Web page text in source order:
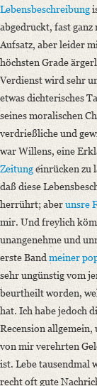
Lebensbeschreibung
abgedruckt, fast ganz
Aufsatz, aber leider
höchsten Grade
Verdienst wird sehr
etwas dichterisches
seines moralischen
verdrießliche und
war Willens, eine
Zeitungeinrücken zu
daß diese
herrührt; aberunsre
mir. Und freylich
unangenehme und
erste Band meiner
sehr ungünstig vom
beurtheilt worden,
hat. Ich habe jedoch
Recension
von mir verehrten
ist. Lebe tausendmal
recht oft gute